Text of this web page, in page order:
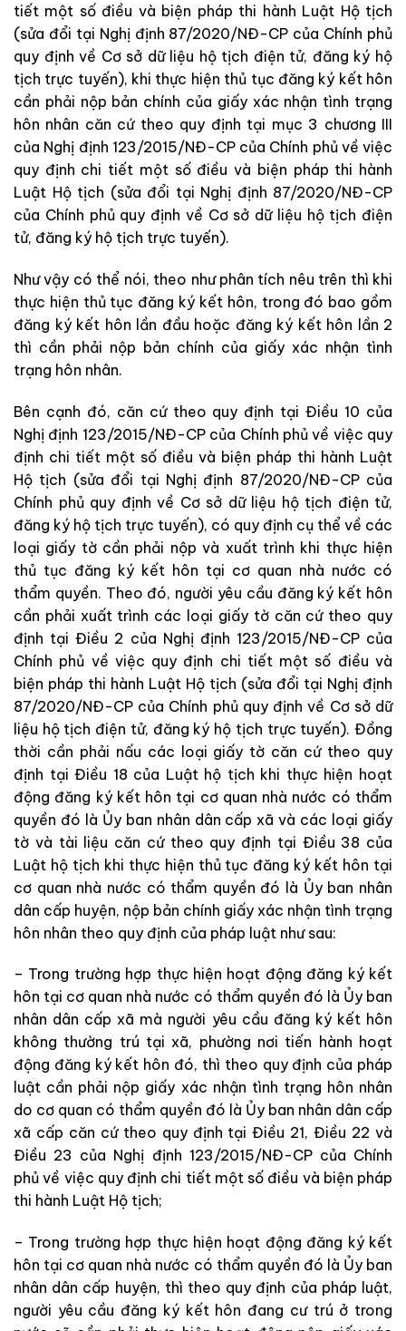
tiết một số điều và biện pháp thi hành Luật Hộ tịch
(sửa đổi tại Nghị định 87/2020/NĐ-CP của Chính phủ
quy định về Cơ sở dữ liệu hộ tịch điện tử, đăng ký hộ
tịch trực tuyến), khi thực hiện thủ tục đăng ký kết hôn
cần phải nộp bản chính của giấy xác nhận tình trạng
hôn nhân căn cứ theo quy định tại mục 3 chương III
của Nghị định 123/2015/NĐ-CP của Chính phủ về việc
quy định chi tiết một số điều và biện pháp thi hành
Luật Hộ tịch (sửa đổi tại Nghị định 87/2020/NĐ-CP
của Chính phủ quy định về Cơ sở dữ liệu hộ tịch điện
tử, đăng ký hộ tịch trực tuyến).
Như vậy có thể nói, theo như phân tích nêu trên thì khi
thực hiện thủ tục đăng ký kết hôn, trong đó bao gồm
đăng ký kết hôn lần đầu hoặc đăng ký kết hôn lần 2
thì cần phải nộp bản chính của giấy xác nhận tình
trạng hôn nhân.
Bên cạnh đó, căn cứ theo quy định tại Điều 10 của
Nghị định 123/2015/NĐ-CP của Chính phủ về việc quy
định chi tiết một số điều và biện pháp thi hành Luật
Hộ tịch (sửa đổi tại Nghị định 87/2020/NĐ-CP của
Chính phủ quy định về Cơ sở dữ liệu hộ tịch điện tử,
đăng ký hộ tịch trực tuyến), có quy định cụ thể về các
loại giấy tờ cần phải nộp và xuất trình khi thực hiện
thủ tục đăng ký kết hôn tại cơ quan nhà nước có
thẩm quyền. Theo đó, người yêu cầu đăng ký kết hôn
cần phải xuất trình các loại giấy tờ căn cứ theo quy
định tại Điều 2 của Nghị định 123/2015/NĐ-CP của
Chính phủ về việc quy định chi tiết một số điều và
biện pháp thi hành Luật Hộ tịch (sửa đổi tại Nghị định
87/2020/NĐ-CP của Chính phủ quy định về Cơ sở dữ
liệu hộ tịch điện tử, đăng ký hộ tịch trực tuyến). Đồng
thời cần phải nấu các loại giấy tờ căn cứ theo quy
định tại Điều 18 của Luật hộ tịch khi thực hiện hoạt
động đăng ký kết hôn tại cơ quan nhà nước có thẩm
quyền đó là Ủy ban nhân dân cấp xã và các loại giấy
tờ và tài liệu căn cứ theo quy định tại Điều 38 của
Luật hộ tịch khi thực hiện thủ tục đăng ký kết hôn tại
cơ quan nhà nước có thẩm quyền đó là Ủy ban nhân
dân cấp huyện, nộp bản chính giấy xác nhận tình trạng
hôn nhân theo quy định của pháp luật như sau:
– Trong trường hợp thực hiện hoạt động đăng ký kết
hôn tại cơ quan nhà nước có thẩm quyền đó là Ủy ban
nhân dân cấp xã mà người yêu cầu đăng ký kết hôn
không thường trú tại xã, phường nơi tiến hành hoạt
động đăng ký kết hôn đó, thì theo quy định của pháp
luật cần phải nộp giấy xác nhận tình trạng hôn nhân
do cơ quan có thẩm quyền đó là Ủy ban nhân dân cấp
xã cấp căn cứ theo quy định tại Điều 21, Điều 22 và
Điều 23 của Nghị định 123/2015/NĐ-CP của Chính
phủ về việc quy định chi tiết một số điều và biện pháp
thi hành Luật Hộ tịch;
– Trong trường hợp thực hiện hoạt động đăng ký kết
hôn tại cơ quan nhà nước có thẩm quyền đó là Ủy ban
nhân dân cấp huyện, thì theo quy định của pháp luật,
người yêu cầu đăng ký kết hôn đang cư trú ở trong